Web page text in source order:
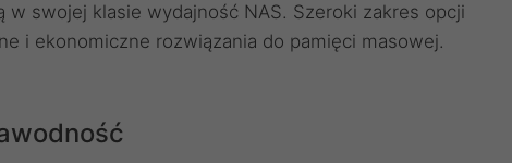
w swojej klasie wydajność NAS. Szeroki zakres opcji
i ekonomiczne rozwiązania do pamięci masowej.